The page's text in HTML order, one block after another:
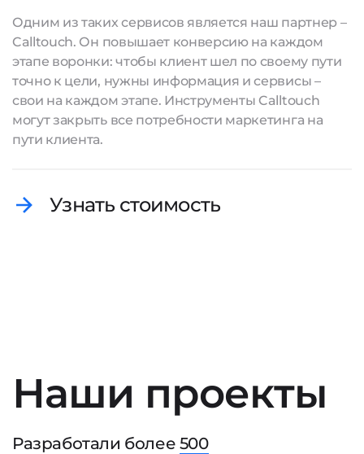
Одним из таких сервисов является наш партнер –
Calltouch. Он повышает конверсию на каждом
этапе воронки: чтобы клиент шел по своему пути
точно к цели, нужны информация и сервисы –
свои на каждом этапе. Инструменты Calltouch
могут закрыть все потребности маркетинга на
пути клиента.
Узнать стоимость
Наши проекты
Разработали более 500